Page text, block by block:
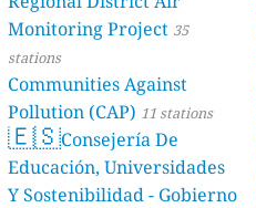
Monitoring Project 35
stations
Communities Against
Pollution (CAP) 11 stations
🇪🇸Consejería De
Educación, Universidades
Y Sostenibilidad - Gobierno